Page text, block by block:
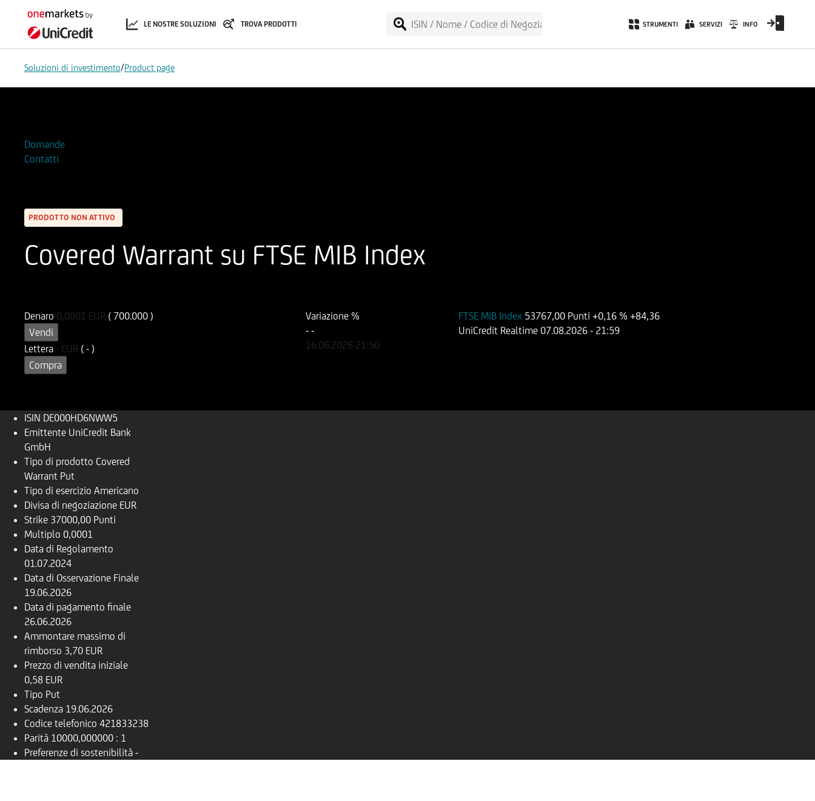
LE NOSTRE SOLUZIONI TROVA PRODOTTI STRUMENTI SERVIZI INFO
Soluzioni di investimento/Product page
Domande
Contatti
PRODOTTO NON ATTIVO
Covered Warrant su FTSE MIB Index
Denaro 0,0001 EUR ( 700.000 )
Vendi
Lettera - EUR ( - )
Compra
Variazione %
--
16.06.2026 21:50
FTSE MIB Index 53767,00 Punti +0,16 %+84,36
UniCredit Realtime 07.08.2026 - 21:59
ISIN DE000HD6NWW5
Emittente UniCredit Bank
GmbH
Tipo di prodotto Covered
Warrant Put
Tipo di esercizio Americano
Divisa di negoziazione EUR
Strike 37000,00 Punti
Multiplo 0,0001
Data di Regolamento
01.07.2024
Data di Osservazione Finale
19.06.2026
Data di pagamento finale
26.06.2026
Ammontare massimo di
rimborso 3,70 EUR
Prezzo di vendita iniziale
0,58 EUR
Tipo Put
Scadenza 19.06.2026
Codice telefonico 421833238
Parità 10000,000000 : 1
Preferenze di sostenibilità -